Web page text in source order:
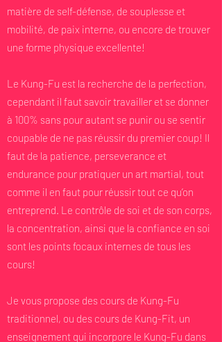
matière de self-défense, de souplesse et
mobilité, de paix interne, ou encore de trouver
une forme physique excellente!
Le Kung-Fu est la recherche de la perfection,
cependant il faut savoir travailler et se donner
à 100% sans pour autant se punir ou se sentir
coupable de ne pas réussir du premier coup! Il
faut de la patience, perseverance et
endurance pour pratiquer un art martial, tout
comme il en faut pour réussir tout ce qu’on
entreprend. Le contrôle de soi et de son corps,
la concentration, ainsi que la confiance en soi
sont les points focaux internes de tous les
cours!
Je vous propose des cours de Kung-Fu
traditionnel, ou des cours de Kung-Fit, un
enseignement qui incorpore le Kung-Fu dans